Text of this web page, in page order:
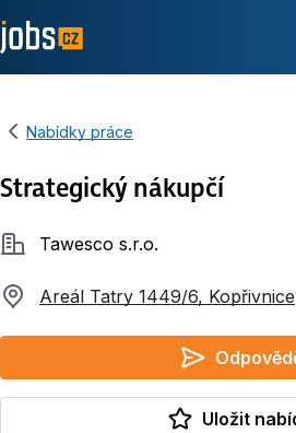
Nabídky práce
Strategický nákupčí
SpolečnostTawesco s.r.o.
Areál Tatry 1449/6, Kopřivnice
Uložit